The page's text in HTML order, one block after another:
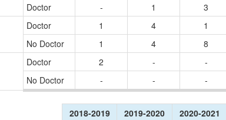
Doctor - 1 3
Doctor 1 4 1
No Doctor
1 4 8
Doctor 2 - -
No Doctor
- - -
2018-2019 2019-2020 2020-2021